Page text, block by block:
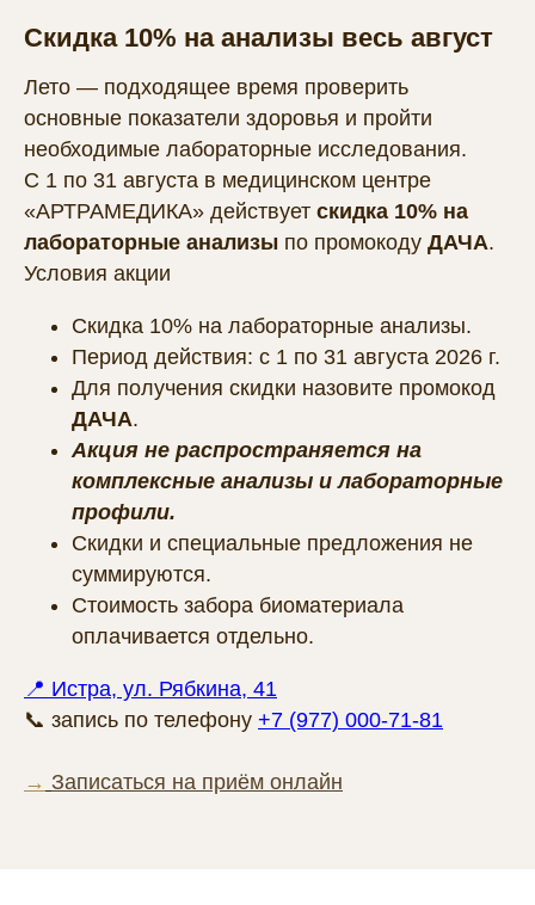
Скидка 10% на анализы весь август
Лето — подходящее время проверить
основные показатели здоровья и пройти
необходимые лабораторные исследования.
С 1 по 31 августа в медицинском центре
«АРТРАМЕДИКА» действует скидка 10% на
лабораторные анализы по промокоду ДАЧА.
Условия акции
Скидка 10% на лабораторные анализы.
Период действия: с 1 по 31 августа 2026 г.
Для получения скидки назовите промокод
ДАЧА.
Акция не распространяется на
комплексные анализы и лабораторные
профили.
Скидки и специальные предложения не
суммируются.
Стоимость забора биоматериала
оплачивается отдельно.
📍 Истра, ул. Рябкина, 41
📞 запись по телефону +7 (977) 000-71-81
→ Записаться на приём онлайн